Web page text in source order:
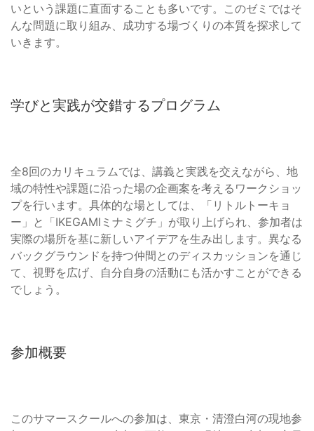
いという課題に直面することも多いです。このゼミではそ
んな問題に取り組み、成功する場づくりの本質を探求して
いきます。
学びと実践が交錯するプログラム
全8回のカリキュラムでは、講義と実践を交えながら、地
域の特性や課題に沿った場の企画案を考えるワークショッ
プを行います。具体的な場としては、「リトルトーキョ
ー」と「IKEGAMIミナミグチ」が取り上げられ、参加者は
実際の場所を基に新しいアイデアを生み出します。異なる
バックグラウンドを持つ仲間とのディスカッションを通じ
て、視野を広げ、自分自身の活動にも活かすことができる
でしょう。
参加概要
このサマースクールへの参加は、東京・清澄白河の現地参